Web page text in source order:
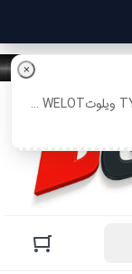
×
کابل شارژر دوسر تایپ سی TYPE C ویلوتWELOT مدل W-DC13cc متراژ 1 متر رو خرید کرد